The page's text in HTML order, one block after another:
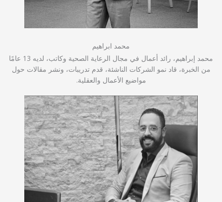
محمد ابراهيم
محمد إبراهيم، رائد أعمال في مجال الرعاية الصحية وكاتب، لديه 13 عامًا
من الخبرة، قاد نمو الشركات الناشئة، قدم تدريبات، ونشر مقالات حول
مواضيع الأعمال والعقلية.